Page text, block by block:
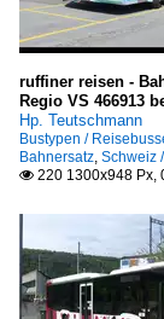
ruffiner reisen -
Regio VS 466913
Hp. Teutschmann
Bustypen /
Bahnersatz Schweiz
 220 1300x948 Px,